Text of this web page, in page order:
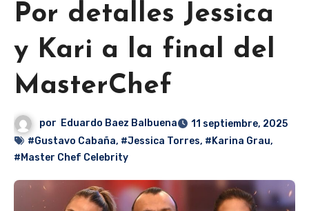
Por detalles Jessica
y Kari a la final del
MasterChef
por Eduardo Baez Balbuena
11 septiembre, 2025
#Gustavo Cabaña, #Jessica Torres, #Karina Grau,
#Master Chef Celebrity